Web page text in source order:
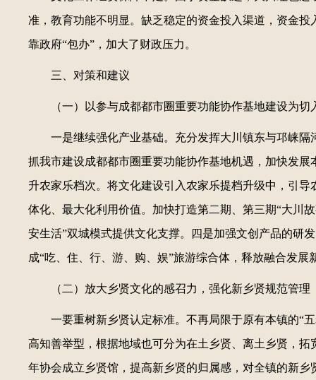
准，教育功能不明显。缺乏稳定的资金投入渠道，资金
靠政府“包办”，加大了财政压力。
三、对策和建议
（一）以参与成都都市圈重要功能协作基地建设为
一是继续强化产业基础。充分发挥大川镇东与邛崃
抓我市建设成都都市圈重要功能协作基地机遇，加快发
升农家乐档次。将文化建设引入农家乐提档升级中，引
体化、最大化利用价值。加快打造第二期、第三期“大川
安生活”双城模式提供文化支撑。四是加强文创产品的研
成“吃、住、行、游、购、娱”旅游综合体，释放融合发展
（二）放大乡贤文化的感召力，强化新乡贤规范管理
一要重树新乡贤认定标准。不再局限于原有本镇的“
高知善举型，根据地域也可分为在土乡贤、离土乡贤，
年协会成立乡贤馆，提高新乡贤的归属感，对全镇的新